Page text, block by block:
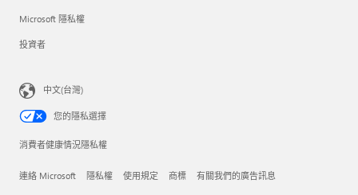
Microsoft 隱私權
投資者
中文(台灣)
您的隱私選擇
消費者健康情況隱私權
連絡 Microsoft 隱私權 使用規定 商標 有關我們的廣告訊息